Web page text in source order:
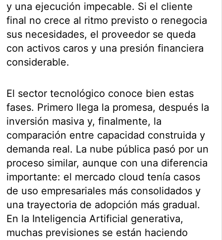
y una ejecución impecable. Si el cliente
final no crece al ritmo previsto o renegocia
sus necesidades, el proveedor se queda
con activos caros y una presión financiera
considerable.
El sector tecnológico conoce bien estas
fases. Primero llega la promesa, después la
inversión masiva y, finalmente, la
comparación entre capacidad construida y
demanda real. La nube pública pasó por un
proceso similar, aunque con una diferencia
importante: el mercado cloud tenía casos
de uso empresariales más consolidados y
una trayectoria de adopción más gradual.
En la Inteligencia Artificial generativa,
muchas previsiones se están haciendo